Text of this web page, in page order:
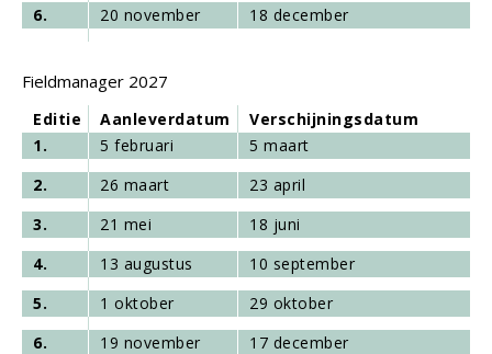
6.
20 november 18 december
Fieldmanager 2027
Editie Aanleverdatum
Verschijningsdatum
1.
5 februari
5 maart
2.
26 maart
23 april
3.
21 mei
18 juni
4.
13 augustus
10 september
5.
1 oktober
29 oktober
6.
19 november 17 december